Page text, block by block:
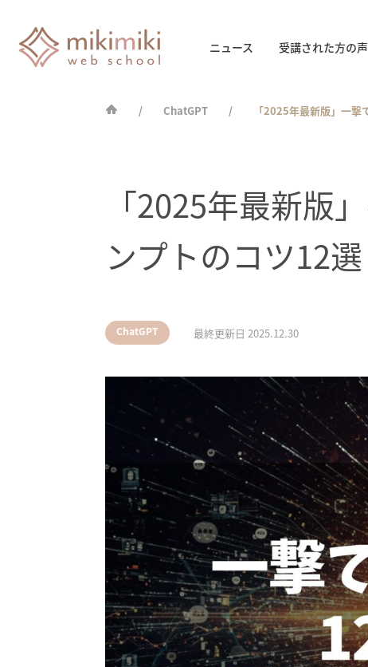
ニュース 受講された方の声
ChatGPT 「2025年最新版」一
ChatGPT 最終更新日 2025.12.30
「2025年最新版
ンプトのコツ12選